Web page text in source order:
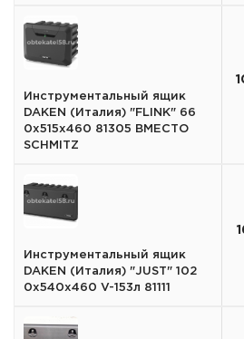
Инструментальный ящик
DAKEN (Италия) "FLINK" 66
0x515x460 81305 ВМЕСТО
SCHMITZ
Инструментальный ящик
DAKEN (Италия) "JUST" 102
0x540x460 V-153л 81111